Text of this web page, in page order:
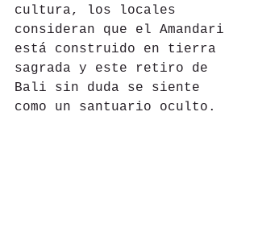
cultura, los locales
consideran que el Amandari
está construido en tierra
sagrada y este retiro de
Bali sin duda se siente
como un santuario oculto.